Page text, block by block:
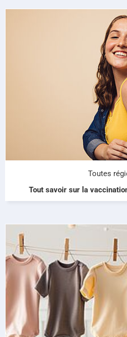
Toutes
Tout savoir sur la